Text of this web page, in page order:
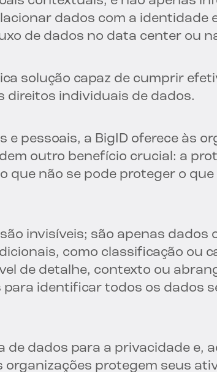
dados com a identidade
de dados no data center ou
solução capaz de cumprir
direitos individuais de dados.
pessoais, a BigID oferece às
outro benefício crucial: a
que não se pode proteger o que
invisíveis; são apenas dados
como classificação ou
de detalhe, contexto ou
identificar todos os dados
de dados para a privacidade e,
organizações protegem seus